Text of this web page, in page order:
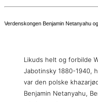
Verdenskongen Benjamin Netanyahu
Likuds helt og forbilde
Jabotinsky 1880-1940,
var den polske
Benjamin Netanyahu,